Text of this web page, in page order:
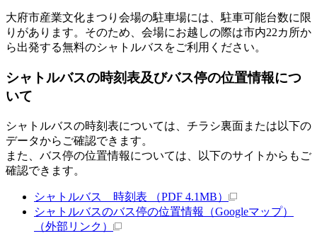
大府市産業文化まつり会場の駐車場には、駐車可能台数に限
りがあります。そのため、会場にお越しの際は市内22カ所か
ら出発する無料のシャトルバスをご利用ください。
シャトルバスの時刻表及びバス停の位置情報につ
いて
シャトルバスの時刻表については、チラシ裏面または以下の
データからご確認できます。
また、バス停の位置情報については、以下のサイトからもご
確認できます。
シャトルバス 時刻表 （PDF 4.1MB）
シャトルバスのバス停の位置情報（Googleマップ）
（外部リンク）